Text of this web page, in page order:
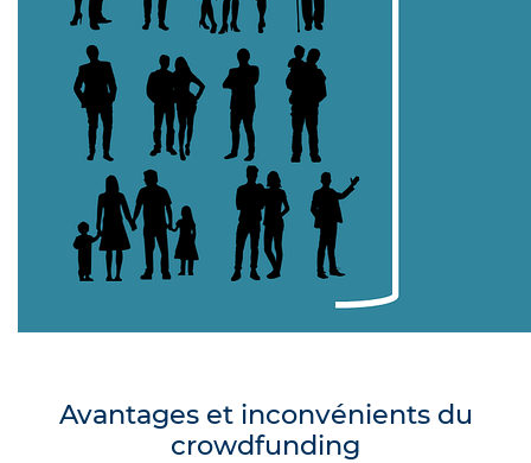
Avantages et inconvénients du
crowdfunding